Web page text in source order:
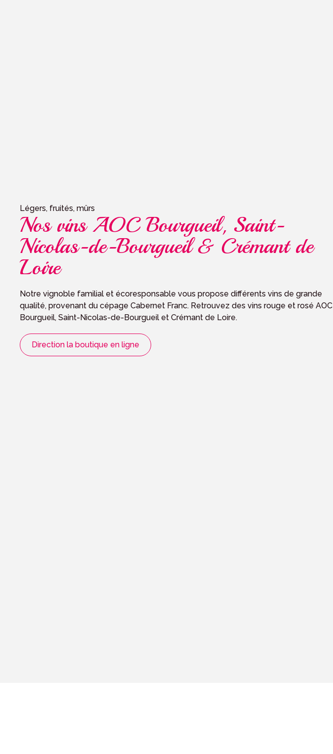
Légers, fruités, mûrs
Nos vins AOC Bourgueil, Saint-
Nicolas-de-Bourgueil & Crémant de
Loire
Notre vignoble familial et écoresponsable vous propose différents vins de grande
qualité, provenant du cépage Cabernet Franc. Retrouvez des vins rouge et rosé AOC
Bourgueil, Saint-Nicolas-de-Bourgueil et Crémant de Loire.
Direction la boutique en ligne